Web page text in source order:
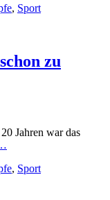
, Sport
zu
Jahren war das
, Sport